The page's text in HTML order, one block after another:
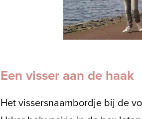
Een visser aan de haak
Het vissersnaambordje bij de